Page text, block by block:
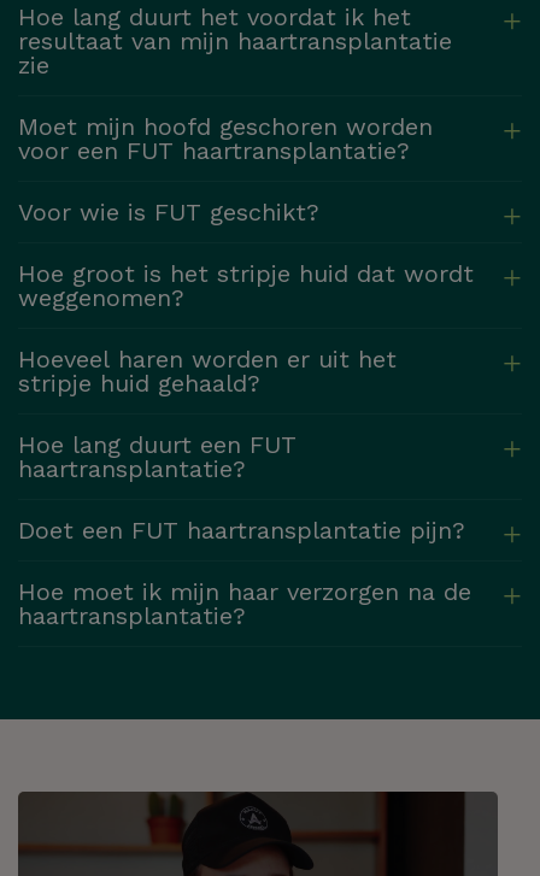
Hoe lang duurt het voordat ik het
resultaat van mijn haartransplantatie
zie
Moet mijn hoofd geschoren worden
voor een FUT haartransplantatie?
Voor wie is FUT geschikt?
Hoe groot is het stripje huid dat wordt
weggenomen?
Hoeveel haren worden er uit het
stripje huid gehaald?
Hoe lang duurt een FUT
haartransplantatie?
Doet een FUT haartransplantatie pijn?
Hoe moet ik mijn haar verzorgen na de
haartransplantatie?